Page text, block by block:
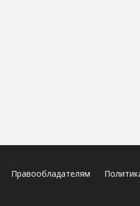
Правообладателям